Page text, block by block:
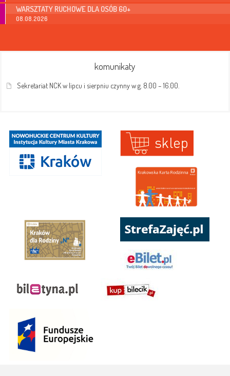
WARSZTATY RUCHOWE DLA OSÓB 60+
08.08.2026
komunikaty
Sekretariat NCK w lipcu i sierpniu czynny w g. 8.00 – 16.00.